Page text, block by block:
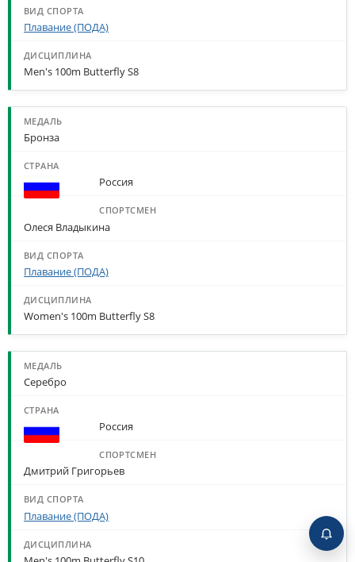
Плавание (ПОДА)
Men's 100m Butterfly S8
Бронза
Россия
Олеся Владыкина
Плавание (ПОДА)
Women's 100m Butterfly S8
Серебро
Россия
Дмитрий Григорьев
Плавание (ПОДА)